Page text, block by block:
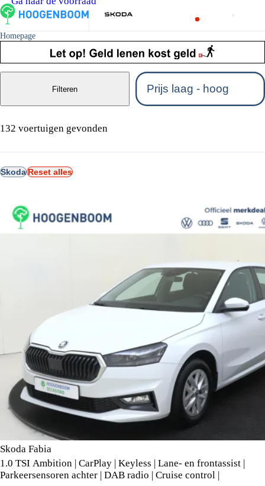
Homepage
132 voertuigen gevonden
Filteren
SkodaReset alles
Skoda Fabia
1.0 TSI Ambition | CarPlay | Keyless | Lane- en frontassist |
Parkeersensoren achter | DAB radio | Cruise control |